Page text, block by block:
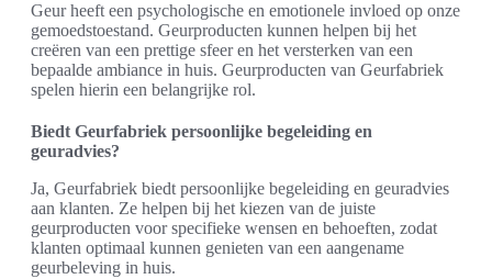
Geur heeft een psychologische en emotionele invloed op onze
gemoedstoestand. Geurproducten kunnen helpen bij het
creëren van een prettige sfeer en het versterken van een
bepaalde ambiance in huis. Geurproducten van Geurfabriek
spelen hierin een belangrijke rol.
Biedt Geurfabriek persoonlijke begeleiding en
geuradvies?
Ja, Geurfabriek biedt persoonlijke begeleiding en geuradvies
aan klanten. Ze helpen bij het kiezen van de juiste
geurproducten voor specifieke wensen en behoeften, zodat
klanten optimaal kunnen genieten van een aangename
geurbeleving in huis.